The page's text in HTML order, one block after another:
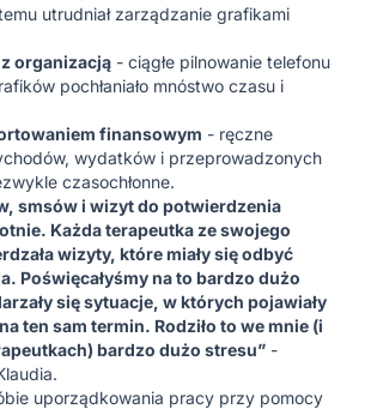
utrudniał zarządzanie grafikami
organizacją - ciągłe pilnowanie telefonu
pochłaniało mnóstwo czasu i
finansowym - ręczne
wydatków i przeprowadzonych
czasochłonne.
smsów i wizyt do potwierdzenia
Każda terapeutka ze swojego
wizyty, które miały się odbyć
Poświęcałyśmy na to bardzo dużo
się sytuacje, w których pojawiały
ten sam termin. Rodziło to we mnie (i
bardzo dużo stresu” -
uporządkowania pracy przy pomocy